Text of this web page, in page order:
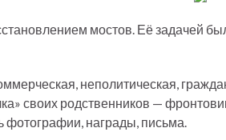
мостов. Её задачей
неполитическая,
своих родственников —
фотографии, награды, письма.